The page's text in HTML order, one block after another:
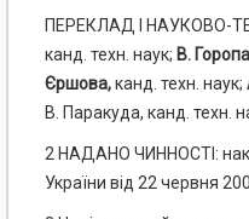
ПЕРЕКЛАД І НАУКОВО-
канд. техн. наук; В.
Єршова,канд. техн. наук;
В. Паракуда, канд. техн.
2 НАДАНО ЧИННОСТІ:
України від 22 червня